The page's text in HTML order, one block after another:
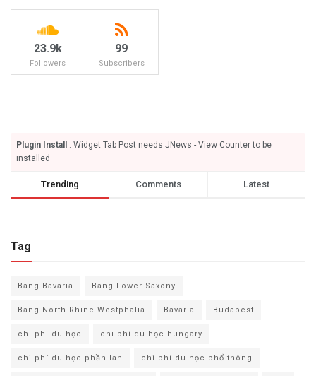
23.9k
Followers
99
Subscribers
Plugin Install
: Widget Tab Post needs JNews - View Counter to be
installed
Trending Comments Latest
Tag
Bang Bavaria Bang Lower Saxony
Bang North Rhine Westphalia Bavaria Budapest
chi phí du học chi phí du học hungary
chi phí du học phần lan chi phí du học phổ thông